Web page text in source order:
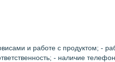
и работе с продуктом; -
- наличие